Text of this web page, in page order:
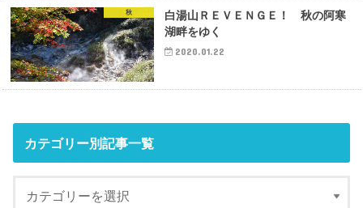
秋
白湯山ＲＥＶＥＮＧＥ！ 秋の阿寒
湖畔をゆく
2020.01.22
カテゴリー別記事一覧